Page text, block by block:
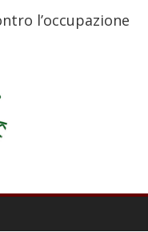
l’occupazione